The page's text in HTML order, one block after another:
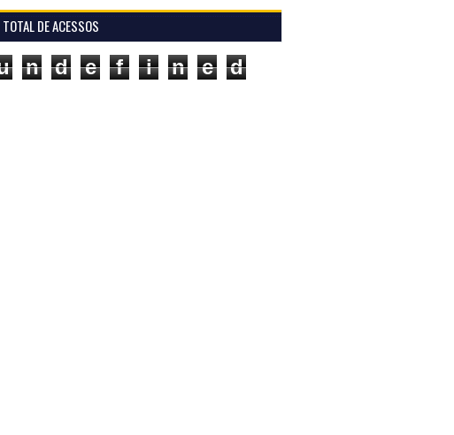
TOTAL DE ACESSOS
n d e f i n e d